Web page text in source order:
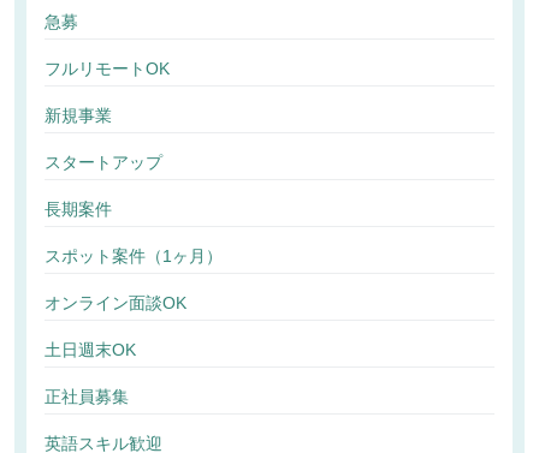
急募
フルリモートOK
新規事業
スタートアップ
長期案件
スポット案件（1ヶ月）
オンライン面談OK
土日週末OK
正社員募集
英語スキル歓迎